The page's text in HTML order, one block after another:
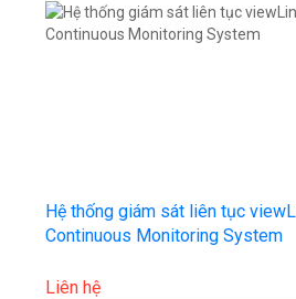
Hệ thống giám sát liên tục
Continuous Monitoring System
Liên hệ